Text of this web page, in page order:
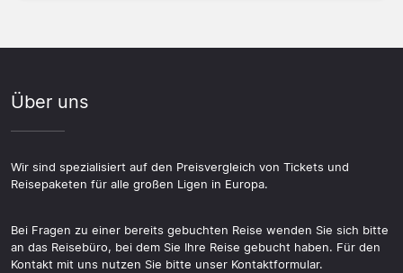
Über uns
Wir sind spezialisiert auf den Preisvergleich von Tickets und
Reisepaketen für alle großen Ligen in Europa.
Bei Fragen zu einer bereits gebuchten Reise wenden Sie sich bitte
an das Reisebüro, bei dem Sie Ihre Reise gebucht haben. Für den
Kontakt mit uns nutzen Sie bitte unser Kontaktformular.